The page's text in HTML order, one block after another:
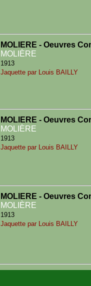
MOLIERE - Oeuvres
MOLIÈRE
1913
Jaquette par Louis BAILLY
MOLIERE - Oeuvres
MOLIÈRE
1913
Jaquette par Louis BAILLY
MOLIERE - Oeuvres
MOLIÈRE
1913
Jaquette par Louis BAILLY